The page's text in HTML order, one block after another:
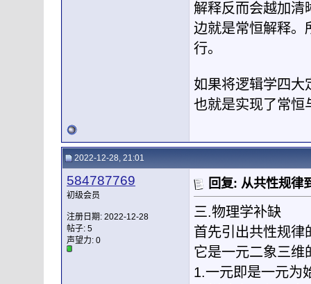
解释反而会越加清
边就是常恒解释。
行。
如果将逻辑学四大
也就是实现了常恒
2022-12-28, 21:01
584787769
初级会员
注册日期: 2022-12-28
帖子: 5
声望力: 0
回复: 从共性规律
三.物理学补缺
首先引出共性规律
它是一元二象三维
1.一元即是一元为